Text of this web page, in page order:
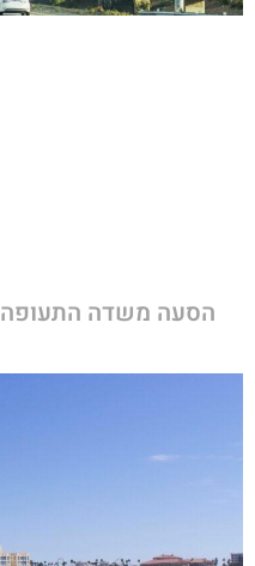
הסעה משדה התעופה LAX בלוס אנג'לס למלון